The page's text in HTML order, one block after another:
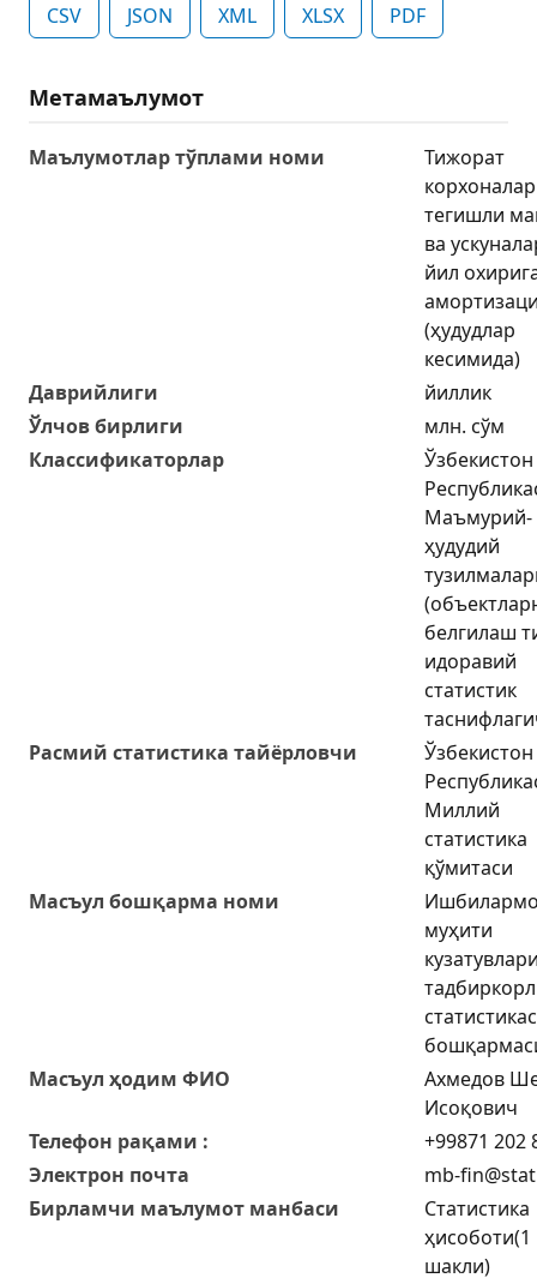
CSV JSON XML XLSX PDF
Метамаълумот
Маълумотлар тўплами номи
Тижорат
тегишли
ва
йил
(ҳудудлар
кесимида)
Даврийлиги
йиллик
Ўлчов бирлиги
млн. сўм
Классификаторлар
Ўзбекистон
Маъмурий-
ҳудудий
белгилаш
идоравий
статистик
Расмий статистика тайёрловчи
Ўзбекистон
Миллий
статистика
қўмитаси
Масъул бошқарма номи
муҳити
Масъул ҳодим ФИО
Ахмедов
Исоқович
Телефон рақами :
+99871 202
Электрон почта
mb-
Бирламчи маълумот манбаси
Статистика
шакли)